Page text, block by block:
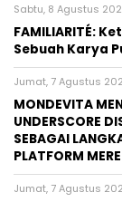
Sabtu, 8 Agustus
FAMILIARITÉ:
Sebuah Karya
Jumat, 7 Agustus
MONDEVITA
UNDERSCORE
SEBAGAI
PLATFORM
Jumat, 7 Agustus